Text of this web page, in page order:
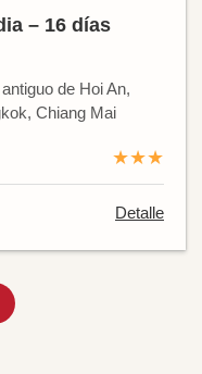
– 16 días
de Hoi An,
Chiang Mai
★★★
Detalle